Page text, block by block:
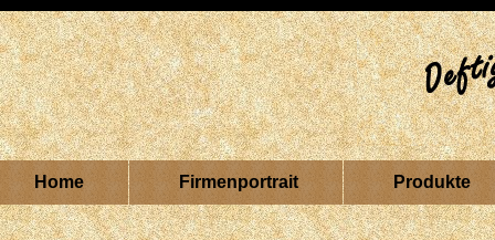
Home Firmenportrait Produkte